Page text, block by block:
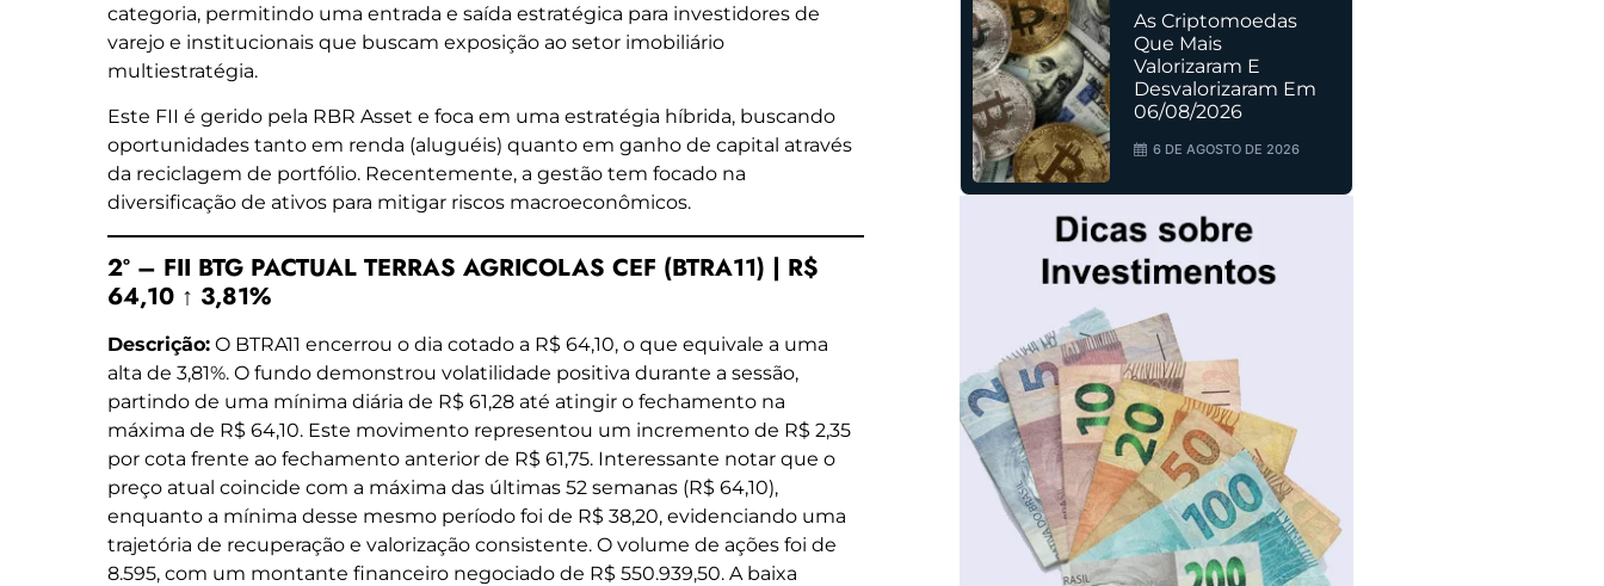
categoria, permitindo uma entrada e saída estratégica para investidores de
varejo e institucionais que buscam exposição ao setor imobiliário
multiestratégia.
Este FII é gerido pela RBR Asset e foca em uma estratégia híbrida, buscando
oportunidades tanto em renda (aluguéis) quanto em ganho de capital através
da reciclagem de portfólio. Recentemente, a gestão tem focado na
diversificação de ativos para mitigar riscos macroeconômicos.
2º – FII BTG PACTUAL TERRAS AGRICOLAS CEF (BTRA11) | R$
64,10 ↑ 3,81%
Descrição: O BTRA11 encerrou o dia cotado a R$ 64,10, o que equivale a uma
alta de 3,81%. O fundo demonstrou volatilidade positiva durante a sessão,
partindo de uma mínima diária de R$ 61,28 até atingir o fechamento na
máxima de R$ 64,10. Este movimento representou um incremento de R$ 2,35
por cota frente ao fechamento anterior de R$ 61,75. Interessante notar que o
preço atual coincide com a máxima das últimas 52 semanas (R$ 64,10),
enquanto a mínima desse mesmo período foi de R$ 38,20, evidenciando uma
trajetória de recuperação e valorização consistente. O volume de ações foi de
8.595, com um montante financeiro negociado de R$ 550.939,50. A baixa
As Criptomoedas
Que Mais
Valorizaram E
Desvalorizaram Em
06/08/2026
6 DE AGOSTO DE 2026